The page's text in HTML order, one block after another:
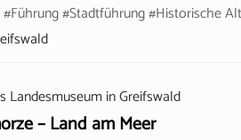
#Stadtführung #Historische
LandesmuseuminGreifswald
– Land am Meer